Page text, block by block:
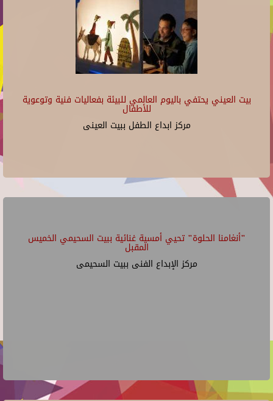
بيت العيني يحتفي باليوم العالمي للبيئة بفعاليات فنية وتوعوية
للأطفال
مركز ابداع الطفل ببيت العينى
"أنغامنا الحلوة" تحيي أمسية غنائية ببيت السحيمي الخميس
المقبل
مركز الإبداع الفنى ببيت السحيمى